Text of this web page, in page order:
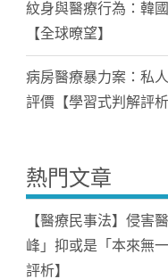
紋身與醫療行為：韓
【全球暸望】
病房醫療暴力案：私
評價【學習式判解評析
熱門文章
【醫療民事法】侵害
峰」抑或是「本來無
評析】